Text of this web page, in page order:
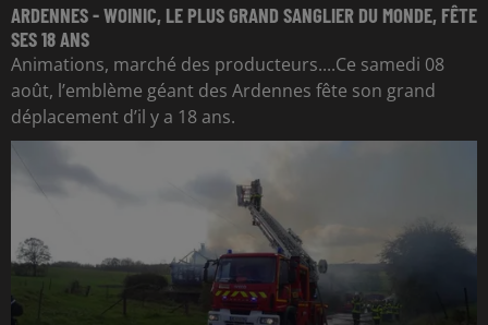
ARDENNES - WOINIC, LE PLUS GRAND SANGLIER DU MONDE, FÊTE
SES 18 ANS
Animations, marché des producteurs....Ce samedi 08
août, l’emblème géant des Ardennes fête son grand
déplacement d’il y a 18 ans.